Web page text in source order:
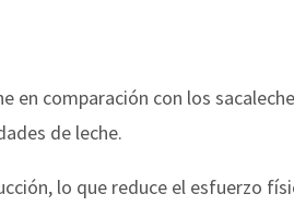
en comparación con los
de leche.
lo que reduce el esfuerzo